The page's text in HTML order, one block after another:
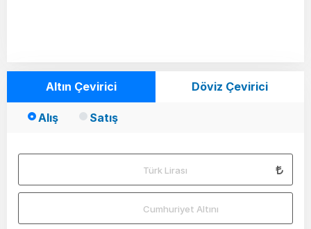
Altın Çevirici Döviz Çevirici
Alış Satış
Türk Lirası
Cumhuriyet Altını